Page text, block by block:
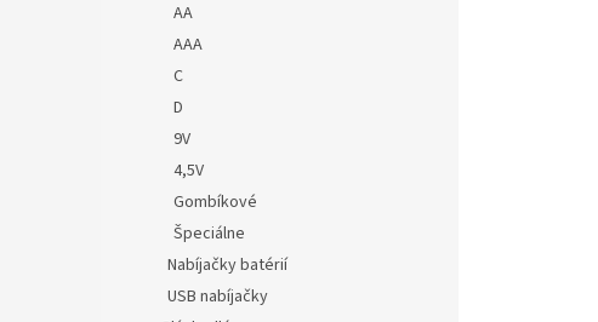
AA
AAA
C
D
9V
4,5V
Gombíkové
Špeciálne
Nabíjačky batérií
USB nabíjačky